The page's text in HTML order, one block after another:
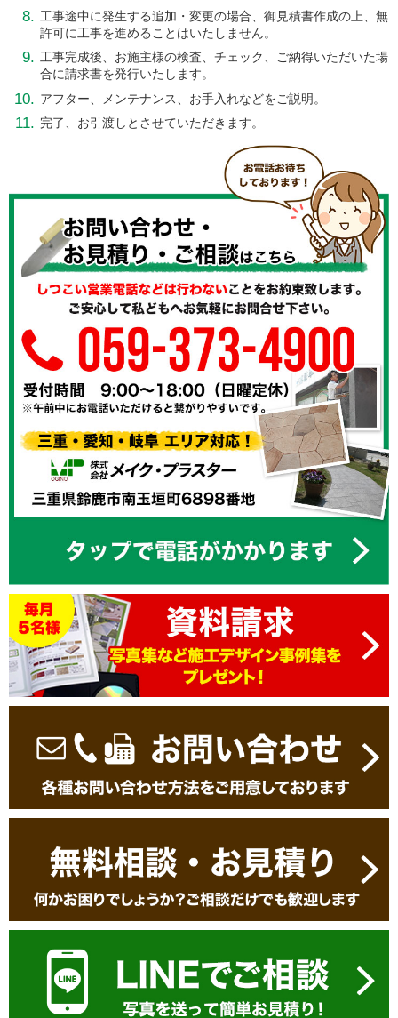
工事途中に発生する追加・変更の場合、御見積書作成の上、 無
許可に工事を進めることはいたしません。
工事完成後、お施主様の検査、チェック、 ご納得いただいた場
合に請求書を発行いたします。
アフター、メンテナンス、お手入れなどをご説明。
完了、お引渡しとさせていただきます。